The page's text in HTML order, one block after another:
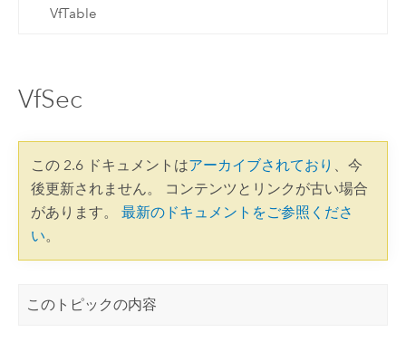
VfTable
VfSec
この 2.6 ドキュメントはアーカイブされており
、今
後更新されません。 コンテンツとリンクが古い場合
があります。 最新のドキュメントをご参照くださ
い。
このトピックの内容